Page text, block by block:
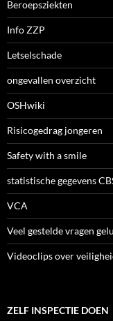
Beroepsziekten
Info ZZP
Letselschade
ongevallen overzicht
OSHwiki
Risicogedrag jongeren
Safety with a smile
statistische gegevens
VCA
Veel gestelde vragen
Videoclips over
ZELF INSPECTIE DOEN